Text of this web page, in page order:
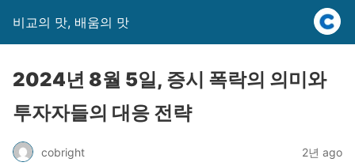
비교의 맛, 배움의 맛
2024년 8월 5일, 증시 폭락의 의미와
투자자들의 대응 전략
cobright 2년 ago